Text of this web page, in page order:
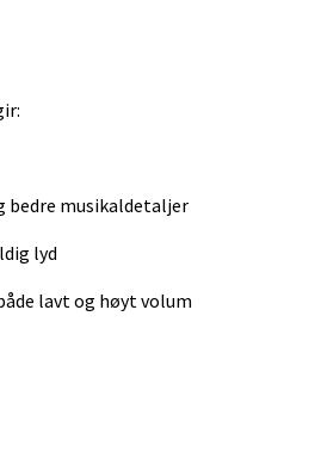
bedre musikaldetaljer
lyd
lavt og høyt volum